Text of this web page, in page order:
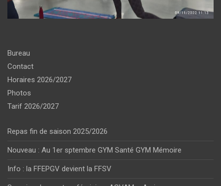
Bureau
Contact
Horaires 2026/2027
Photos
Tarif 2026/2027
Repas fin de saison 2025/2026
Nouveau : Au 1er sptembre GYM Santé GYM Mémoire
Info : la FFEPGV devient la FFSV